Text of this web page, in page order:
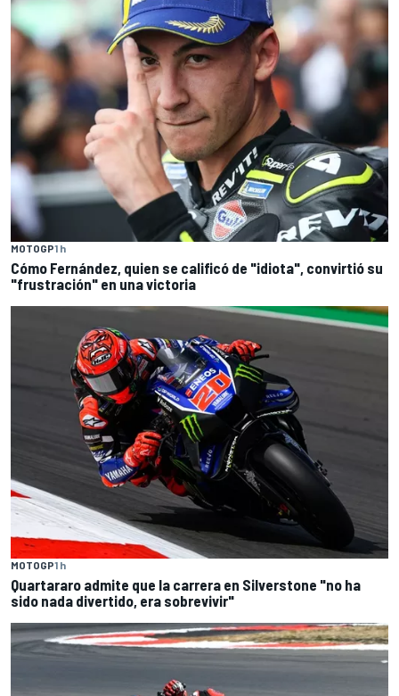
MOTOGP1 h
Cómo Fernández, quien se calificó de "idiota", convirtió su
"frustración" en una victoria
MOTOGP1 h
Quartararo admite que la carrera en Silverstone "no ha
sido nada divertido, era sobrevivir"